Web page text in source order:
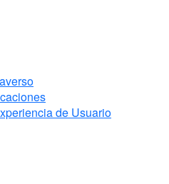
de Usuario